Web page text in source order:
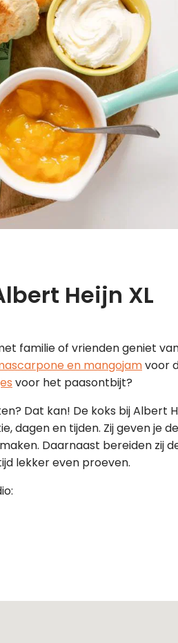
Midden-
Leer
Heijn XL
familie of vrienden geniet
en mangojamvoor
voor het paasontbijt?
Dat kan! De koks bij Albert
dagen en tijden. Zij geven je
Daarnaast bereiden zij
lekker even proeven.